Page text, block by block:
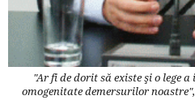
"Ar fi de dorit să existe şi o lege
omogenitate demersurilor